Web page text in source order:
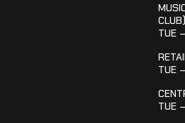
CLUB)
TUE
TUE
TUE